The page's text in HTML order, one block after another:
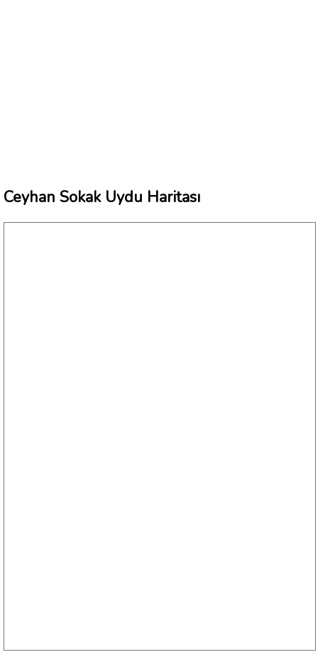
Ceyhan Sokak Uydu Haritası